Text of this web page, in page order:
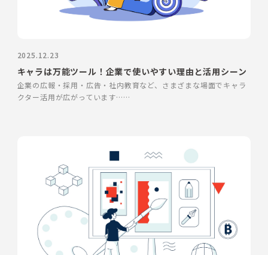
2025.12.23
キャラは万能ツール！企業で使いやすい理由と活用シーン
企業の広報・採用・広告・社内教育など、さまざまな場面でキャラ
クター活用が広がっています……